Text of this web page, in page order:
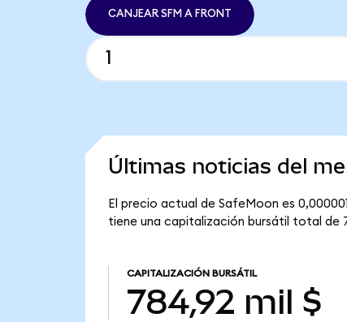
CANJEAR SFM A FRONT
Últimas noticias del
El precio actual de SafeMoon es
tiene una capitalización bursátil total de
CAPITALIZACIÓN BURSÁTIL
784,92 mil $